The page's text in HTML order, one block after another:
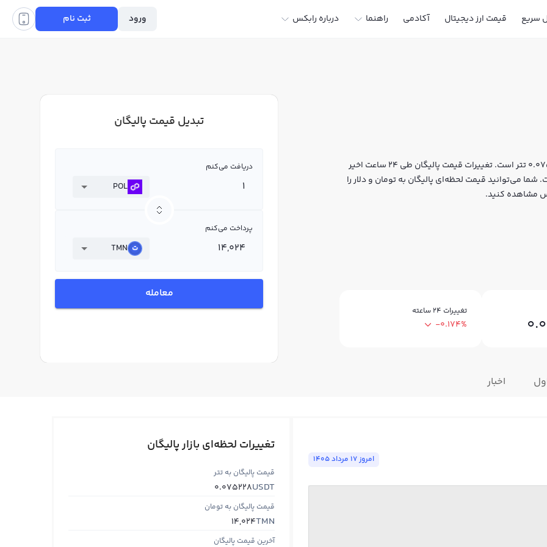
سریع قیمت ارز دیجیتال آکادمی راهنما درباره رابکس ورود ثبت نام
قیمت لحظه‌ای پالیگان هم اکنون معادل 14,024 تومان یا 0.075228 تتر است. تغییرات قیمت پالیگان طی 24 ساعت اخیر
به 804,512,597 دلار رسیده است. شما می‌توانید قیمت لحظه‌ای پالیگان به تومان و دلار را
مشاهده کنید.
تغییرات ۲۴ ساعته
-0.174%
تبدیل قیمت پالیگان
دریافت می‌کنم
POL
پرداخت می‌کنم
TMN
معامله
اخبار
امروز ١٧ مرداد ١٤٠٥
تغییرات لحظه‌ای بازار پالیگان
قیمت پالیگان به تتر
USDT
0.075228
قیمت پالیگان به تومان
TMN
14,024
آخرین قیمت پالیگان